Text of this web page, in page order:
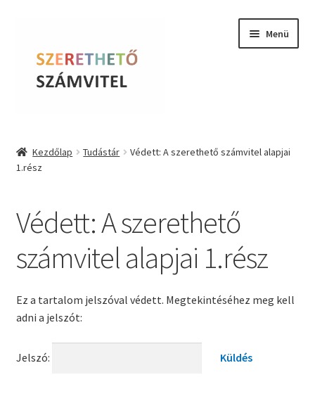
navigációhoz
tartalomba
Menü
Online kurzusok
BLOG
Tudástár
Kezdőlap Tudástár
Védett: A szerethető számvitel alapjai
1.rész
Védett: A szerethető
számvitel alapjai 1.rész
Ez a tartalom jelszóval védett. Megtekintéséhez meg kell
adni a jelszót:
Jelszó: